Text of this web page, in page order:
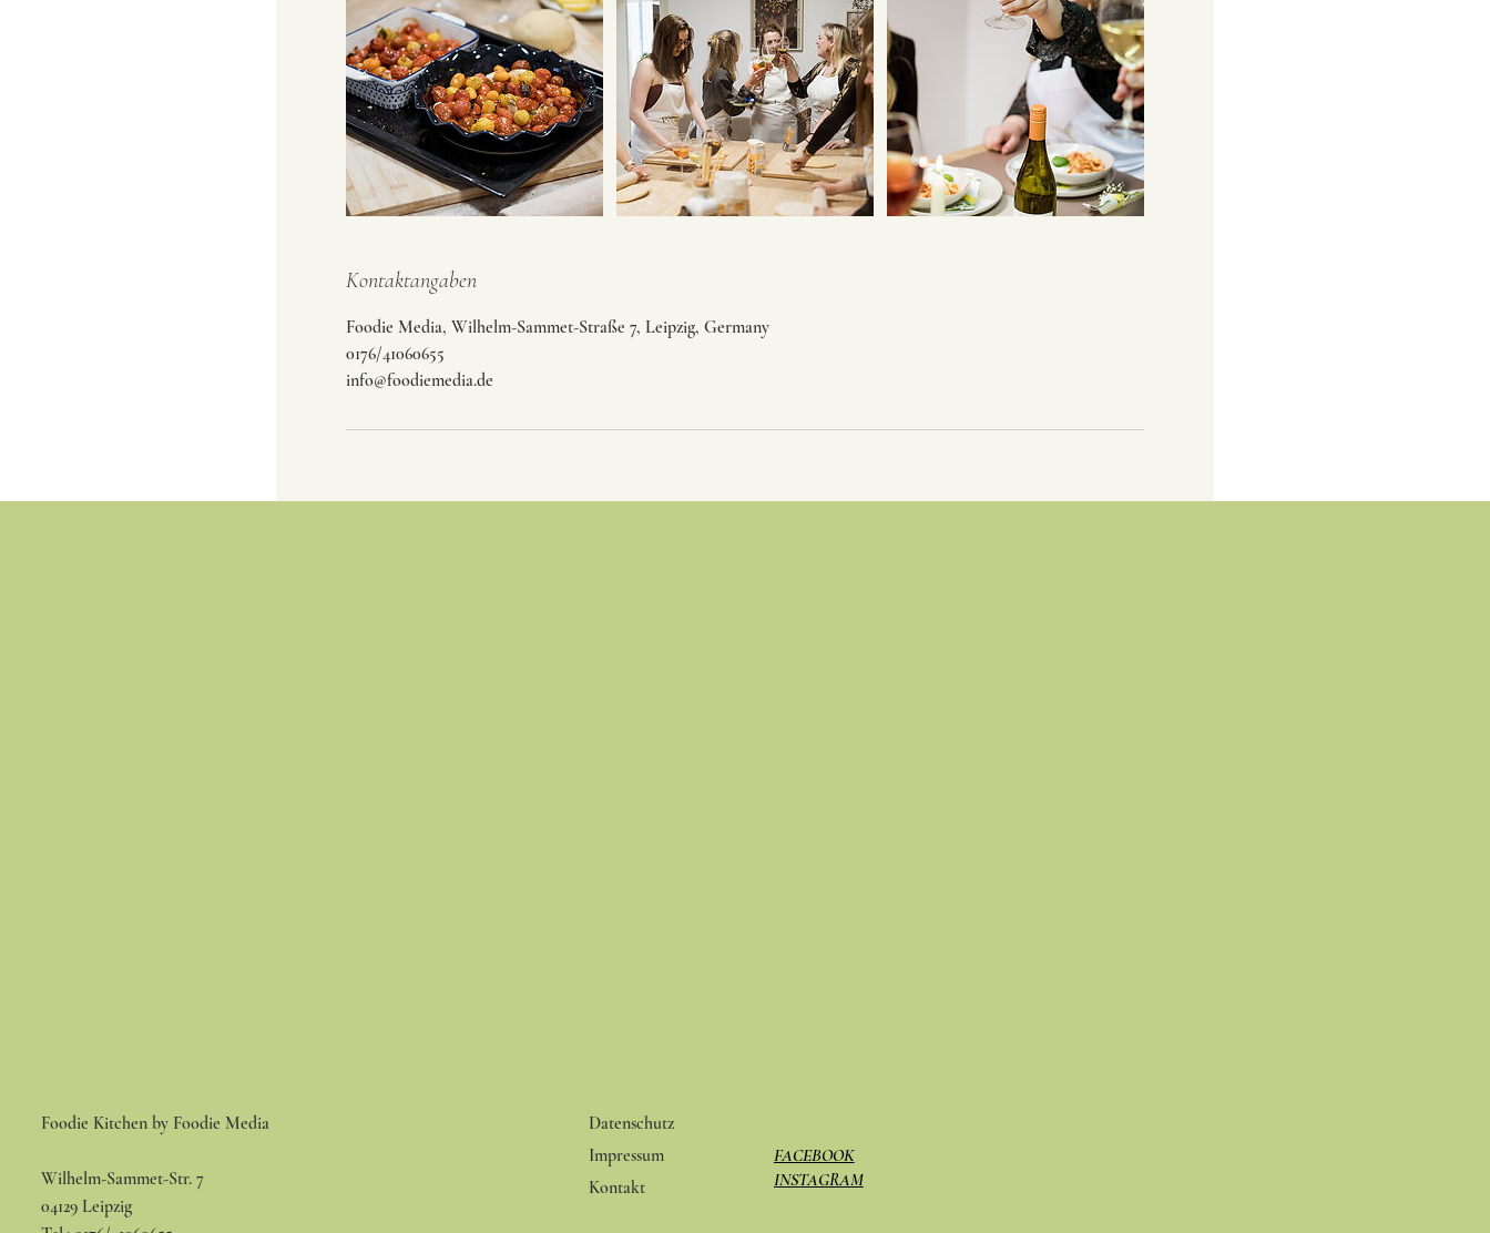
Kontaktangaben
Foodie Media, Wilhelm-Sammet-Straße 7, Leipzig, Germany
0176/41060655
info@foodiemedia.de
Foodie Kitchen by Foodie Media
Wilhelm-Sammet-Str. 7
04129 Leipzig
Datenschutz
Impressum
Kontakt
FACEBOOK
INSTAGRAM